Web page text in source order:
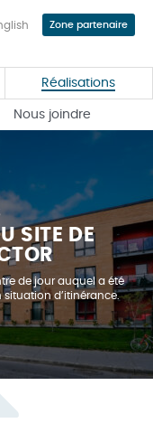
Réalisations
Nous joindre
Zone partenaire
SITE DE
de jour auquel a été
d’itinérance.